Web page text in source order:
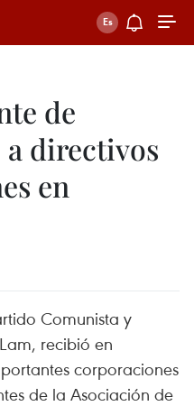
de
directivos
en
Comunista y
recibió en
corporaciones
de la Asociación de